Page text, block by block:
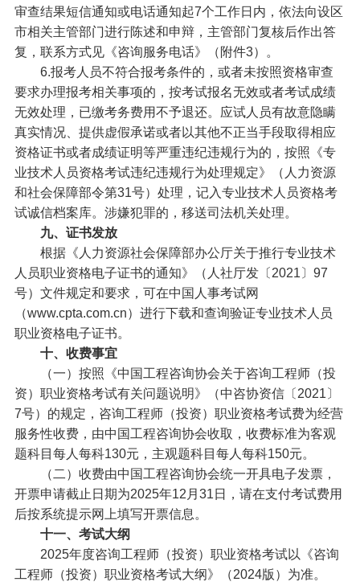
审查结果短信通知或电话通知起7个工作日内，依法向设区
市相关主管部门进行陈述和申辩，主管部门复核后作出答
复，联系方式见《咨询服务电话》（附件3）。
6.报考人员不符合报考条件的，或者未按照资格审查
要求办理报考相关事项的，按考试报名无效或者考试成绩
无效处理，已缴考务费用不予退还。应试人员有故意隐瞒
真实情况、提供虚假承诺或者以其他不正当手段取得相应
资格证书或者成绩证明等严重违纪违规行为的，按照《专
业技术人员资格考试违纪违规行为处理规定》（人力资源
和社会保障部令第31号）处理，记入专业技术人员资格考
试诚信档案库。涉嫌犯罪的，移送司法机关处理。
九、证书发放
根据《人力资源社会保障部办公厅关于推行专业技术
人员职业资格电子证书的通知》（人社厅发〔2021〕97
号）文件规定和要求，可在中国人事考试网
（www.cpta.com.cn）进行下载和查询验证专业技术人员
职业资格电子证书。
十、收费事宜
（一）按照《中国工程咨询协会关于咨询工程师（投
资）职业资格考试有关问题说明》（中咨协资信〔2021〕
7号）的规定，咨询工程师（投资）职业资格考试费为经营
服务性收费，由中国工程咨询协会收取，收费标准为客观
题科目每人每科130元，主观题科目每人每科150元。
（二）收费由中国工程咨询协会统一开具电子发票，
开票申请截止日期为2025年12月31日，请在支付考试费用
后按系统提示网上填写开票信息。
十一、考试大纲
2025年度咨询工程师（投资）职业资格考试以《咨询
工程师（投资）职业资格考试大纲》（2024版）为准。